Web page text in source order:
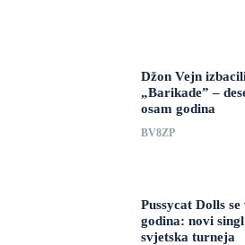
Džon Vejn
„Barikade” –
osam godina
BV8ZP
Pussycat Dolls
godina: novi
svjetska turneja